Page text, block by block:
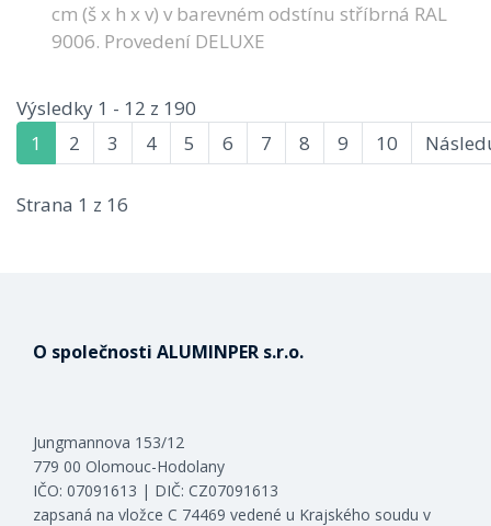
cm (š x h x v) v barevném odstínu stříbrná RAL
9006. Provedení DELUXE
Výsledky 1 - 12 z 190
1
2 3 4 5 6 7 8 9 10
Strana 1 z 16
O společnosti ALUMINPER s.r.o.
Jungmannova 153/12
779 00 Olomouc-Hodolany
IČO: 07091613 | DIČ: CZ07091613
zapsaná na vložce C 74469 vedené u Krajského soudu v